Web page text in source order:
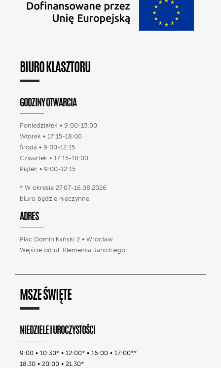
BIURO KLASZTORU
GODZINY OTWARCIA
Poniedziałek • 9:00-15:00
Wtorek • 17:15-18:00
Środa • 9:00-12:15
Czwartek • 17:15-18:00
Piątek • 9:00-12:15
* W okresie 27.07-16.08.2026
biuro będzie nieczynne.
ADRES
Plac Dominikański 2 • Wrocław
Wejście od ul. Klemensa Janickiego
MSZE ŚWIĘTE
NIEDZIELE I UROCZYSTOŚCI
9:00 • 10:30* • 12:00* • 16:00 • 17:00**
18.30 • 20:00 • 21.30*